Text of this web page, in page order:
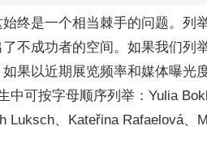
始终是一个相当棘手的问题。列
不成功者的空间。如果我们列
果以近期展览频率和媒体曝光
中可按字母顺序列举：Yulia
Luksch、Kateřina Rafaelová、